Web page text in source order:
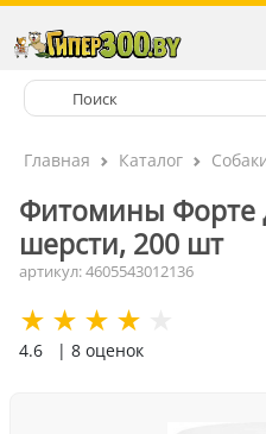
Главная Каталог
Фитомины Форте
шерсти, 200 шт
артикул: 4605543012136
4.6 | 8 оценок